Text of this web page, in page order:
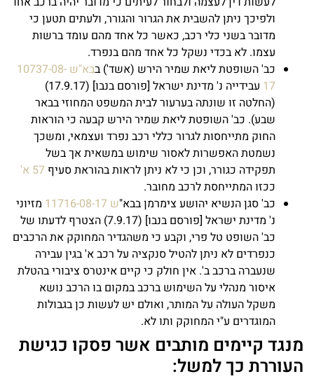
ולפיכך ניתן להשבית את הגרור והגורר, ולעתים תטען כי
מדובר בשני כלי רכב, כאשר כל אחד מהם עומד ברשות
עצמו. לא בכדי נשקל כל אחד מהם בנפרד.
כב' השופטת ליאת שמיר הירש (אשד') ב
בא"ש 10737-08-
17
עבידייה נ' מדינת ישראל [פורסם בנבו] (17.9.17)
(החלטה זו שונתה בערעור לבית המשפט המחוזי בבאר
שבע). כב' השופטת ליאת שמיר הירש קבעה כי הוראות
החוק מתייחסות לגרור כללי רכב נפרד ועצמאי, ומשכך
נשמטת האפשרות לאסור שימוש במשאית אך בשל
תפקידה כגורר, וכן כי לא ניתן לראות בהוראת סעיף 57 א'
ככזו המתייחסת לרכב מחובר.
כב' סגן הנשיא יהושע צימרמן בבא"ש 11716-08-17
מזיוני
נ' מדינת ישראל [פורסם בנבו] (7.9.17) הצטרף לדעתו של
כב' השופט טל פרי, וקבע כי משהגדיר המחוקק את הרכבים
כנפרדים לא ניתן להטיל סנקציה על רכב א' בגין עבירה
שנעברה ברכב ב'. אין חולק כי קיים אינטרס ציבורי בהטלת
איסור מנהלי על השימוש ברכב במקום בו הרכב נושא
משקל העולה על המותר, ואולם יש לעשות כן בגבולות
המוגדרים ע"י המחוקק ותו לא.
מנגד קיימים מותבים אשר פסקו כגישת
העוררת כך למשל: